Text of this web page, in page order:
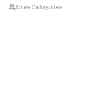
Юлия Сафиулина